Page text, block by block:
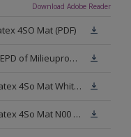
Download Adobe Reader
4SO Mat (PDF)
Sikkens Exterior Wall Paints A - EPD of Milieuproductverklaring
Veiligheidsinformatieblad Alphatex 4So Mat White W05 (MSDS)
Veiligheidsinformatieblad Alphatex 4So Mat N00 (MSDS)